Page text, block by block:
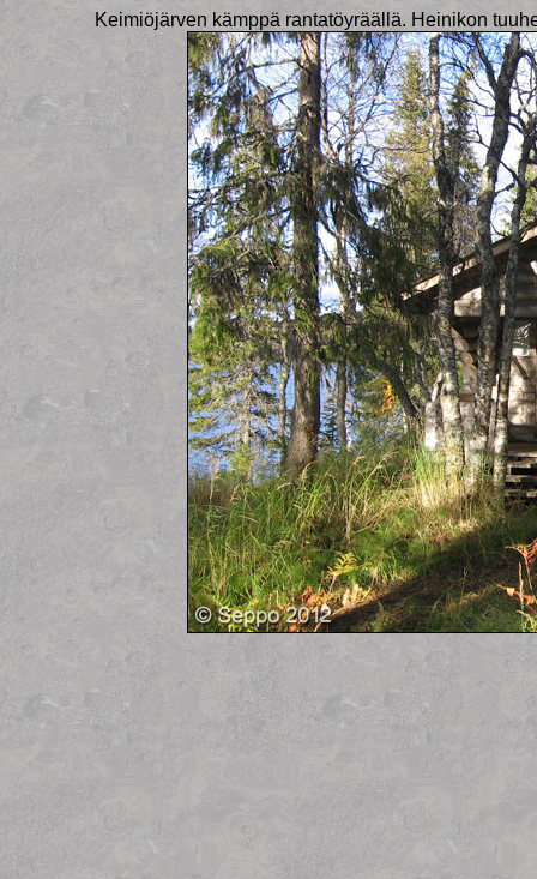
Keimiöjärven kämppä rantatöyräällä. Heinikon